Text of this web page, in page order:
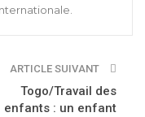
ARTICLE SUIVANT
Togo/Travail des
enfants : un enfant